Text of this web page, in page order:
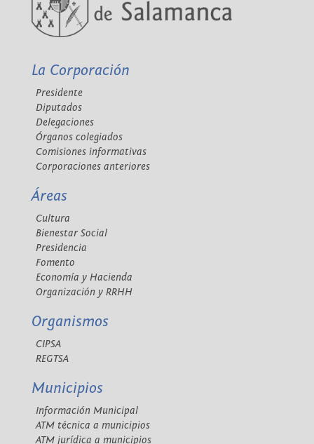
La Corporación
Presidente
Diputados
Delegaciones
Órganos colegiados
Comisiones informativas
Corporaciones anteriores
Áreas
Cultura
Bienestar Social
Presidencia
Fomento
Economía y Hacienda
Organización y RRHH
Organismos
CIPSA
REGTSA
Municipios
Información Municipal
ATM técnica a municipios
ATM jurídica a municipios